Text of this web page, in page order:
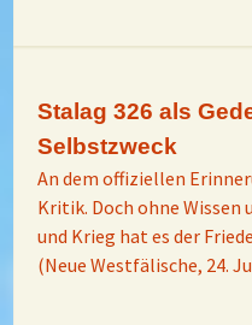
Stalag 326 als
Selbstzweck
An dem offiziellen
Kritik. Doch ohne Wissen
und Krieg hat es der
(Neue Westfälische, 24.